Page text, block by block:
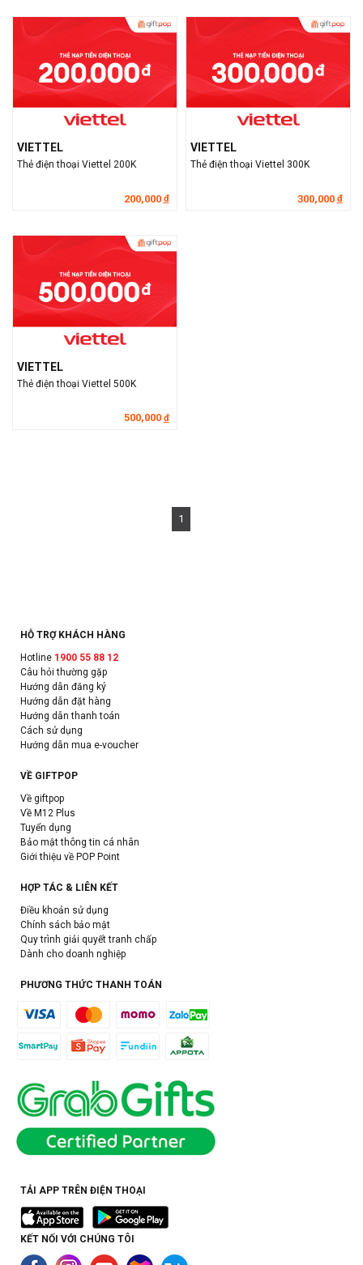
VIETTEL
Thẻ điện thoại Viettel 200K
200,000 đ
VIETTEL
Thẻ điện thoại Viettel 300K
300,000 đ
VIETTEL
Thẻ điện thoại Viettel 500K
500,000 đ
1
HỖ TRỢ KHÁCH HÀNG
Hotline 1900 55 88 12
Câu hỏi thường gặp
Hướng dẫn đăng ký
Hướng dẫn đặt hàng
Hướng dẫn thanh toán
Cách sử dụng
Hướng dẫn mua e-voucher
VỀ GIFTPOP
Về giftpop
Về M12 Plus
Tuyển dụng
Bảo mật thông tin cá nhân
Giới thiệu về POP Point
HỢP TÁC & LIÊN KẾT
Điều khoản sử dụng
Chính sách bảo mật
Quy trình giải quyết tranh chấp
Dành cho doanh nghiệp
PHƯƠNG THỨC THANH TOÁN
TẢI APP TRÊN ĐIỆN THOẠI
KẾT NỐI VỚI CHÚNG TÔI